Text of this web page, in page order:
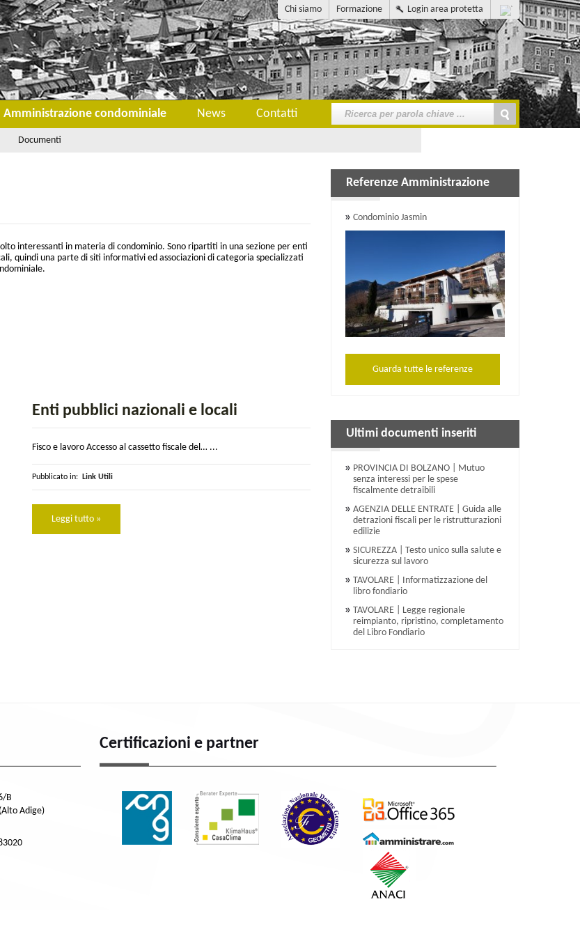
Chi siamo Formazione Login area protetta
Amministrazione condominiale News Contatti
Documenti
interessanti in materia di condominio. Sono ripartiti in una sezione per enti
quindi una parte di siti informativi ed associazioni di categoria specializzati
Enti pubblici nazionali e locali
Fisco e lavoro Accesso al cassetto fiscale del… ...
Pubblicato in: Link Utili
Leggi tutto »
Referenze Amministrazione
Condominio Jasmin
Guarda tutte le referenze
Ultimi documenti inseriti
PROVINCIA DI BOLZANO | Mutuo
senza interessi per le spese
fiscalmente detraibili
AGENZIA DELLE ENTRATE | Guida alle
detrazioni fiscali per le ristrutturazioni
edilizie
SICUREZZA | Testo unico sulla salute e
sicurezza sul lavoro
TAVOLARE | Informatizzazione del
libro fondiario
TAVOLARE | Legge regionale
reimpianto, ripristino, completamento
del Libro Fondiario
B
Adige)
Certificazioni e partner